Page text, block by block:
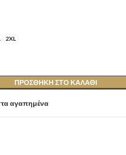
2XL
ΠΡΟΣΘΉΚΗ ΣΤΟ ΚΑΛΆΘΙ
αγαπημένα